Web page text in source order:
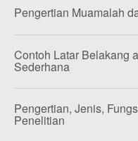
Pengertian Muamalah
Contoh Latar Belakang
Sederhana
Pengertian, Jenis,
Penelitian